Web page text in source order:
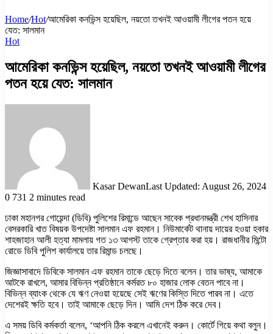
Home/Hot/আমেরিকা কনভিন্স হয়েছিল, নয়তো তখনই আওয়ামী লীগের পতন হয়ে
যেত: সালমান
Hot
আমেরিকা কনভিন্স হয়েছিল, নয়তো তখনই আওয়ামী লীগের
পতন হয়ে যেত: সালমান
Kasar DewanLast Updated: August 26, 2024
0 731 2 minutes read
ঢাকা মহানগর গোয়েন্দা (ডিবি) পুলিশের রিমান্ডে আছেন সাবেক প্রধানমন্ত্রী শেখ হাসিনার
বেসরকারি খাত বিষয়ক উপদেষ্টা সালমান এফ রহমান। নিউমার্কেট থানায় দায়ের হওয়া হকার
শাহজাহান আলী হত্যা মামলায় গত ১৩ আগস্ট তাকে গ্রেপ্তার করা হয়। রাজধানীর মিন্টো
রোডে ডিবি পুলিশ কার্যালয়ে তার রিমান্ড চলছে।
জিজ্ঞাসাবাদে ডিবিকে সালমান এফ রহমান তাকে ছেড়ে দিতে বলেন। তার ভাষ্য, আমাকে
আটকে রাখলে, আমার বিভিন্ন প্রতিষ্ঠানে কর্মরত ৮০ হাজার লোক বেতন পাবে না।
বিভিন্ন ব্যাংক থেকে যে ঋণ নেওয়া হয়েছে সেই ঋণের কিস্তি দিতে পারব না। এতে
দেশেরই ক্ষতি হবে। তাই আমাকে ছেড়ে দিন। আমি দেশ ঠিক করে দেব।
এ সময় ডিবি কর্মকর্তা বলেন, ‘আপনি ঠিক করলে এখানেই করুন। কোর্টে গিয়ে কথা বলুন।